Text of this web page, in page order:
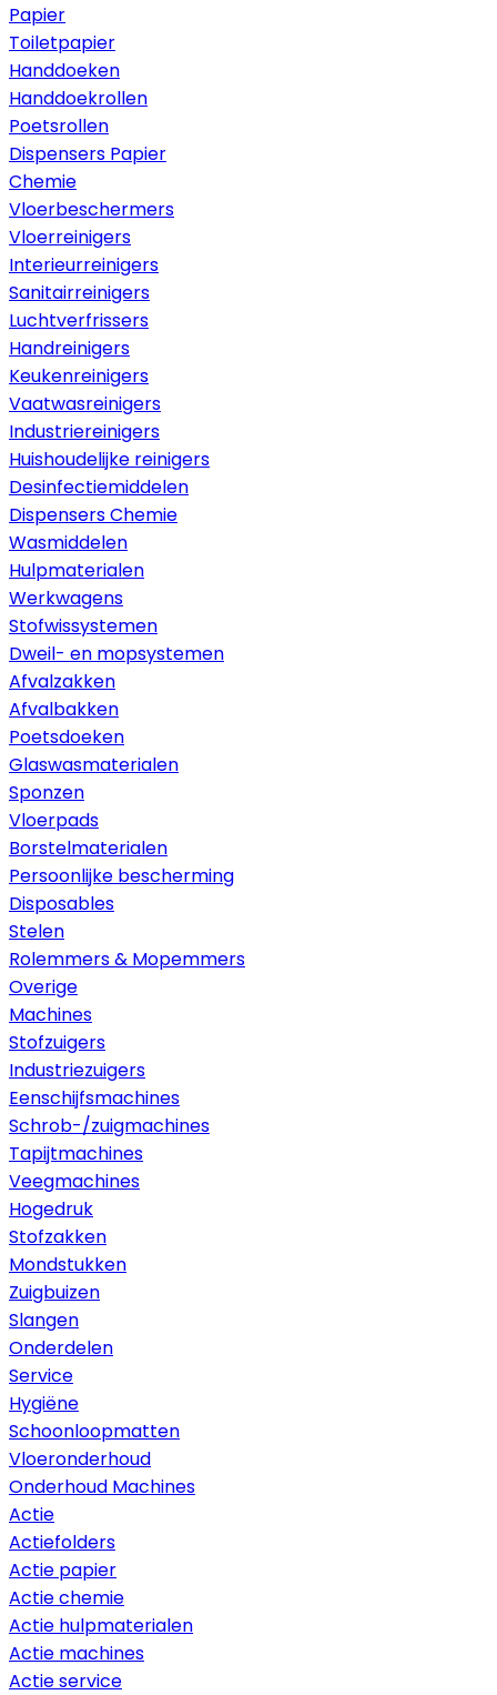
Papier
Toiletpapier
Handdoeken
Handdoekrollen
Poetsrollen
Dispensers Papier
Chemie
Vloerbeschermers
Vloerreinigers
Interieurreinigers
Sanitairreinigers
Luchtverfrissers
Handreinigers
Keukenreinigers
Vaatwasreinigers
Industriereinigers
Huishoudelijke reinigers
Desinfectiemiddelen
Dispensers Chemie
Wasmiddelen
Hulpmaterialen
Werkwagens
Stofwissystemen
Dweil- en mopsystemen
Afvalzakken
Afvalbakken
Poetsdoeken
Glaswasmaterialen
Sponzen
Vloerpads
Borstelmaterialen
Persoonlijke bescherming
Disposables
Stelen
Rolemmers & Mopemmers
Overige
Machines
Stofzuigers
Industriezuigers
Eenschijfsmachines
Schrob-/zuigmachines
Tapijtmachines
Veegmachines
Hogedruk
Stofzakken
Mondstukken
Zuigbuizen
Slangen
Onderdelen
Service
Hygiëne
Schoonloopmatten
Vloeronderhoud
Onderhoud Machines
Actie
Actiefolders
Actie papier
Actie chemie
Actie hulpmaterialen
Actie machines
Actie service